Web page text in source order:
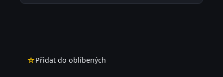
☆Přidat do oblíbených